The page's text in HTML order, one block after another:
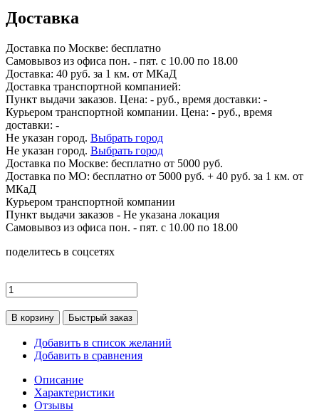
Доставка
Доставка по Москве: бесплатно
Самовывоз из офиса пон. - пят. с 10.00 по 18.00
Доставка: 40 руб. за 1 км. от МКаД
Доставка транспортной компанией:
Пункт выдачи заказов. Цена: - руб., время доставки: -
Курьером транспортной компании. Цена: - руб., время
доставки: -
Не указан город. Выбрать город
Не указан город. Выбрать город
Доставка по Москве: бесплатно от 5000 руб.
Доставка по МО: бесплатно от 5000 руб. + 40 руб. за 1 км. от
МКаД
Курьером транспортной компании
Пункт выдачи заказов - Не указана локация
Самовывоз из офиса пон. - пят. с 10.00 по 18.00
поделитесь в соцсетях
В корзину Быстрый заказ
Добавить в список желаний
Добавить в сравнения
Описание
Характеристики
Отзывы